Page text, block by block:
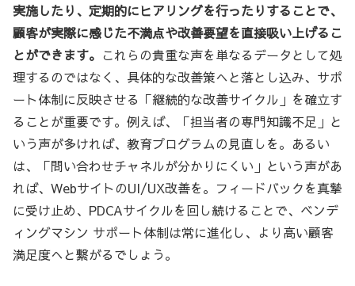
実施したり、定期的にヒアリングを行ったりすることで、
顧客が実際に感じた不満点や改善要望を直接吸い上げるこ
とができます。 これらの貴重な声を単なるデータとして処
理するのではなく、具体的な改善策へと落とし込み、サポ
ート体制に反映させる「継続的な改善サイクル」を確立す
ることが重要です。例えば、「担当者の専門知識不足」と
いう声が多ければ、教育プログラムの見直しを。あるい
は、「問い合わせチャネルが分かりにくい」という声があ
れば、WebサイトのUI/UX改善を。フィードバックを真摯
に受け止め、PDCAサイクルを回し続けることで、ベンデ
ィングマシン サポート体制は常に進化し、より高い顧客
満足度へと繋がるでしょう。